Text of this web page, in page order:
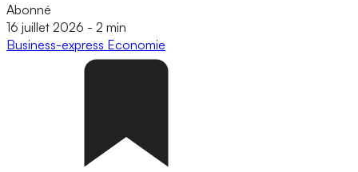
Abonné
16 juillet 2026 - 2 min
Business-express Economie